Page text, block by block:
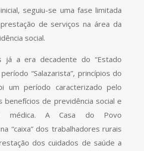
seguiu-se uma fase limitada
de serviços na área da
social.
já a era decadente do “Estado
“Salazarista”, princípios do
um período caracterizado pelo
benefícios de previdência social e
médica. A Casa do Povo
“caixa” dos trabalhadores rurais
dos cuidados de saúde a